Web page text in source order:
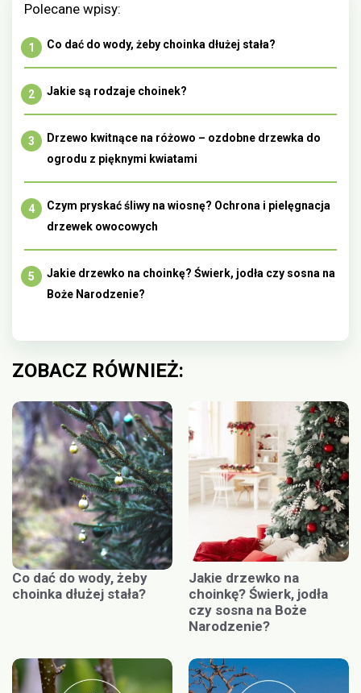
Polecane wpisy:
Co dać do wody, żeby choinka dłużej stała?
Jakie są rodzaje choinek?
Drzewo kwitnące na różowo – ozdobne drzewka do
ogrodu z pięknymi kwiatami
Czym pryskać śliwy na wiosnę? Ochrona i pielęgnacja
drzewek owocowych
Jakie drzewko na choinkę? Świerk, jodła czy sosna na
Boże Narodzenie?
ZOBACZ RÓWNIEŻ:
Co dać do wody, żeby
choinka dłużej stała?
Jakie drzewko na
choinkę? Świerk, jodła
czy sosna na Boże
Narodzenie?